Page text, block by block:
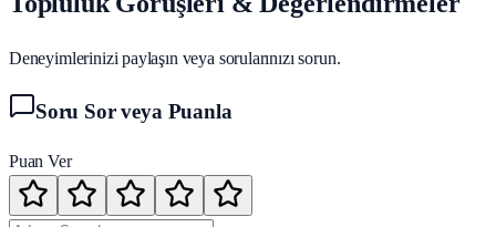
Deneyimlerinizi paylaşın veya sorularınızı sorun.
Soru Sor veya Puanla
Puan Ver